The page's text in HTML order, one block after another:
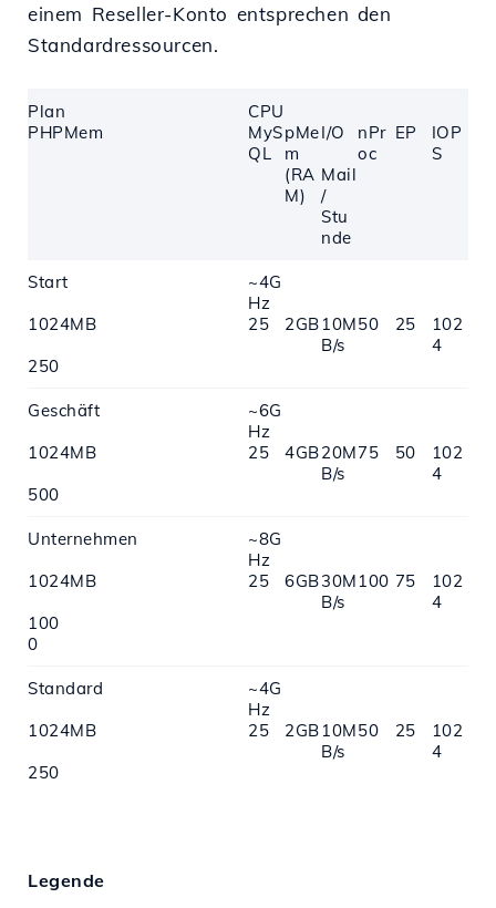
einem Reseller-Konto entsprechen den
Standardressourcen.
Plan
CPU
PHPMem
MyS
QL
pMe
m
(RA
M)
I/O
nPr
oc
EP
IOP
S
Mail
/
Stu
nde
Start
~4G
Hz
1024MB
25 2GB 10M
B/s
50 25
102
4
250
Geschäft
~6G
Hz
1024MB
25 4GB20M
B/s
75 50
102
4
500
Unternehmen
~8G
Hz
1024MB
25 6GB30M
B/s
100 75
102
4
100
0
Standard
~4G
Hz
1024MB
25 2GB 10M
B/s
50 25
102
4
250
Legende